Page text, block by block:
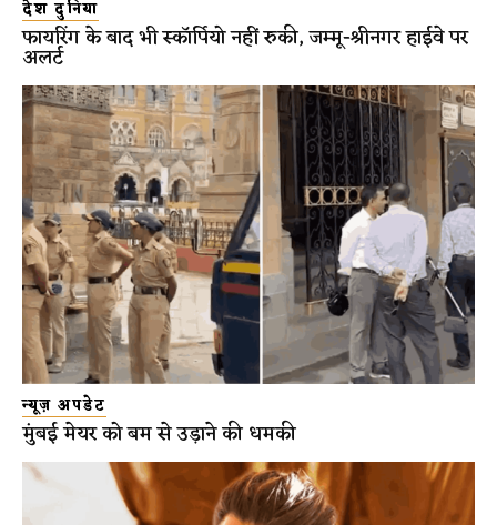
देश दुनिया
फायरिंग के बाद भी स्कॉर्पियो नहीं रुकी, जम्मू-श्रीनगर हाईवे पर
अलर्ट
न्यूज़ अपडेट
मुंबई मेयर को बम से उड़ाने की धमकी